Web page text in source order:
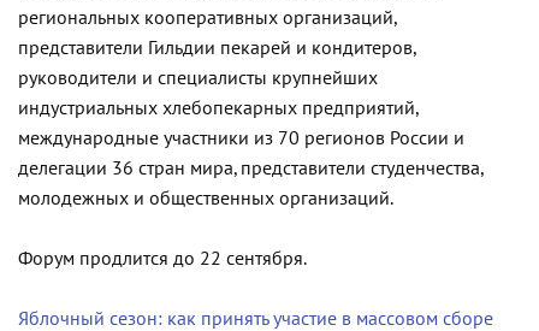
региональных кооперативных организаций,
представители Гильдии пекарей и кондитеров,
руководители и специалисты крупнейших
индустриальных хлебопекарных предприятий,
международные участники из 70 регионов России и
делегации 36 стран мира, представители студенчества,
молодежных и общественных организаций.
Форум продлится до 22 сентября.
Яблочный сезон: как принять участие в массовом сборе